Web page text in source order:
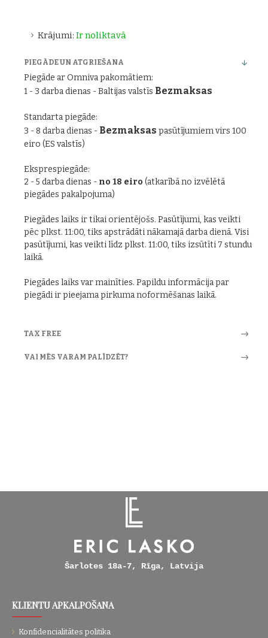
Krājumi: Ir noliktavā
PIEGĀDE UN ATGRIEŠANA
Piegāde ar Omniva pakomātiem:
1 - 3 darba dienas - Baltijas valstīs Bezmaksas
Standarta piegāde:
3 - 8 darba dienas - Bezmaksas pasūtījumiem virs 100
eiro (ES valstīs)
Eksprespiegāde:
2 - 5 darba dienas - no 18 eiro (atkarībā no izvēlētā
piegādes pakalpojuma)
Piegādes laiks ir tikai orientējošs. Pasūtījumi, kas veikti
pēc plkst. 11:00, tiks apstrādāti nākamajā darba dienā. Visi
pasūtījumi, kas veikti līdz plkst. 11:00, tiks izsūtīti 7 stundu
laikā.
Piegādes laiks var mainīties. Papildu informācija par
piegādi ir pieejama pirkuma noformēšanas laikā.
TAX FREE
VAI MĒS VARAM PALĪDZĒT?
Šarlotes 18a-7, Rīga, Latvija
KLIENTU APKALPOŠANA
Konfidencialitātes politika